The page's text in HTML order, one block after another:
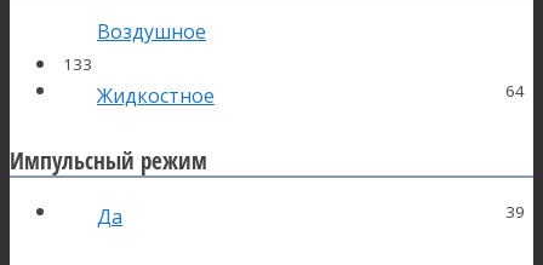
Воздушное
133
Жидкостное 64
Импульсный режим
Да 39